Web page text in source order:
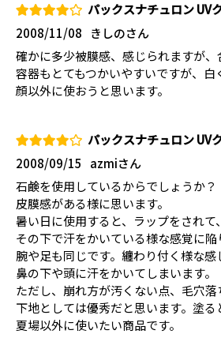
パックスナチュロン UV
きしのさん
2008/11/08
確かに多少被膜感、感じられますが
容器もとてもつかいやすいですが、白
顔以外に使おうと思います。
パックスナチュロン UV
azmiさん
2008/09/15
石鹸を使用しているからでしょうか？
皮膜感がある様に思います。
暑い日に使用すると、ラップをされて、
その下で汗をかいている様な感覚に陥
腕や足も同じです。纏わり付く様な感
鼻の下や頭に汗をかいてしまいます。
ただし、崩れ方が汚くない点、毛穴
下地としては優秀だと思います。塗る
夏場以外に使いたい商品です。